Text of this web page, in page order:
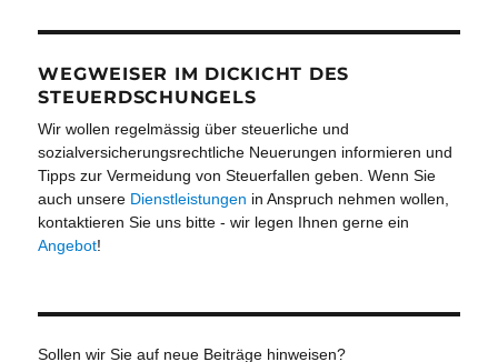
WEGWEISER IM DICKICHT DES
STEUERDSCHUNGELS
Wir wollen regelmässig über steuerliche und
sozialversicherungsrechtliche Neuerungen informieren und
Tipps zur Vermeidung von Steuerfallen geben. Wenn Sie
auch unsere Dienstleistungen in Anspruch nehmen wollen,
kontaktieren Sie uns bitte - wir legen Ihnen gerne ein
Angebot!
Sollen wir Sie auf neue Beiträge hinweisen?